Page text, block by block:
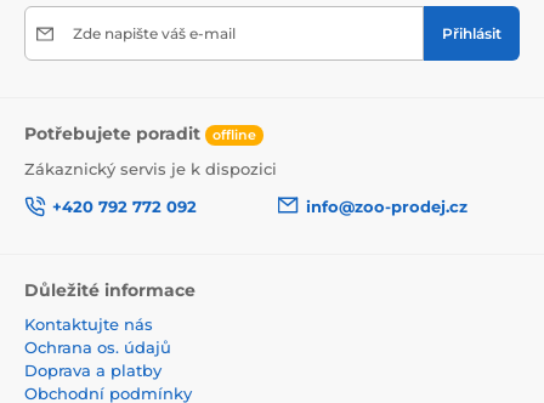
Zde napište váš e-mail Přihlásit
Potřebujete poradit offline
Zákaznický servis je k dispozici
+420 792 772 092
info@zoo-prodej.cz
Důležité informace
Kontaktujte nás
Ochrana os. údajů
Doprava a platby
Obchodní podmínky